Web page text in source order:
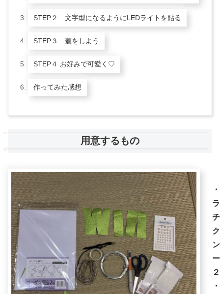
STEP２ 文字型になるようにLEDライトを貼る
STEP３ 蓋をしよう
STEP４ お好みで可愛く♡
作ってみた感想
用意するもの